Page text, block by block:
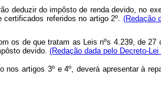
deduzir do impôsto de renda devido, no
referidos no artigo 2º. (Redação
os de que tratam as Leis nºs 4.239, de
devido. (Redação dada pelo Decreto-Lei
3º e 4º, deverá apresentar à